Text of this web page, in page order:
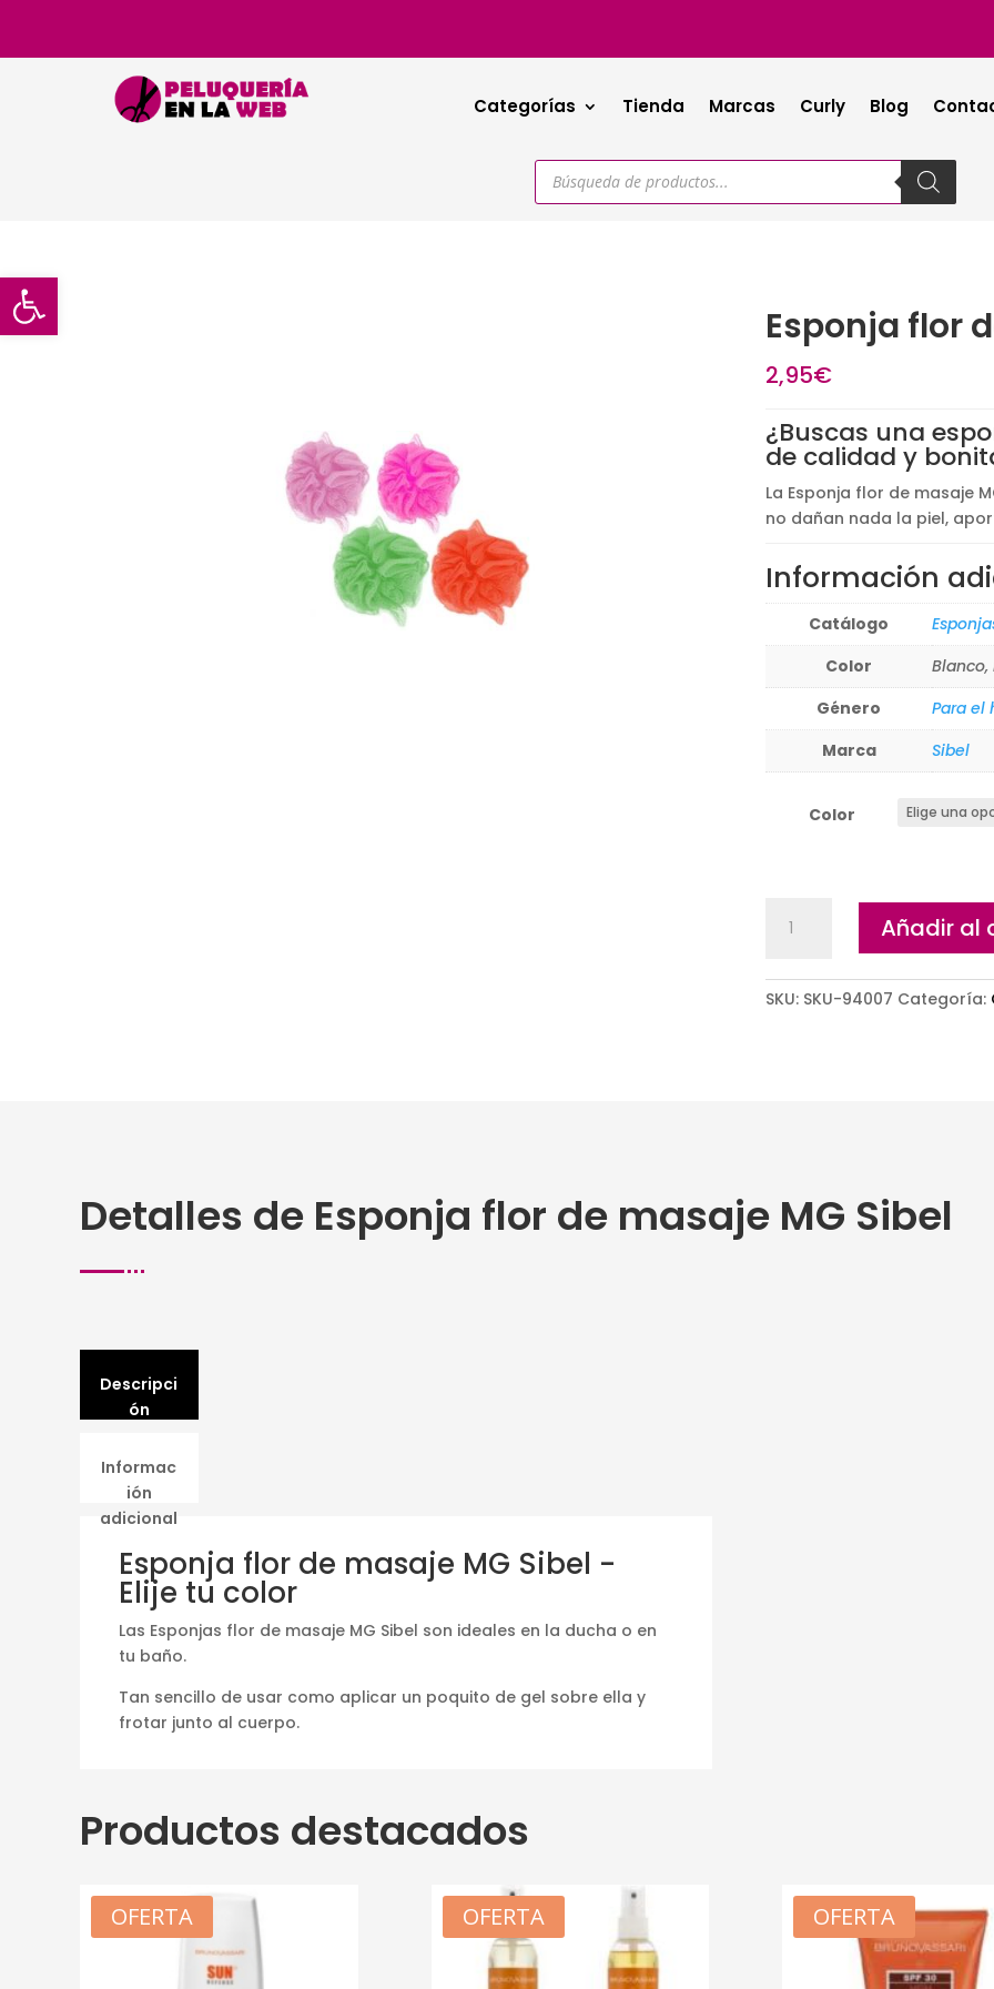
Categorías Tienda Marcas Curly Blog
Búsqueda
productos
Esponja flor
2,95€
¿Buscas una
de calidad y
La Esponja flor de masaje
no dañan nada la piel,
Información
Catálogo
Color
Blanco,
Género
Para el
Marca
Sibel
Color
masaje
MG
Añadir al
SKU: SKU-94007 Categoría:
Detalles de Esponja flor de masaje MG Sibel
Descripci
ón
Informac
ión
adicional
Esponja flor de masaje MG Sibel -
Elije tu color
Las Esponjas flor de masaje MG Sibel son ideales en la ducha o en
tu baño.
Tan sencillo de usar como aplicar un poquito de gel sobre ella y
frotar junto al cuerpo.
Productos destacados
OFERTA OFERTA OFERTA
Abrir barra de herramientas